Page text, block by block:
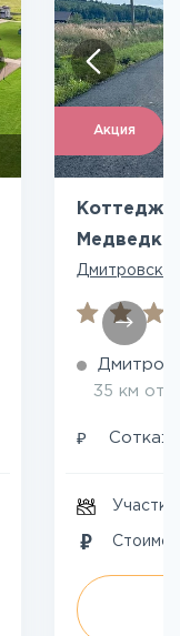
Акция
Медведки
35 км от
₽ Сотка:
Участки: